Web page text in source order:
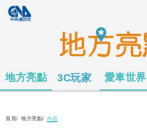
地方亮點 3C玩家 愛車世界
首頁/ 地方亮點/ 內容